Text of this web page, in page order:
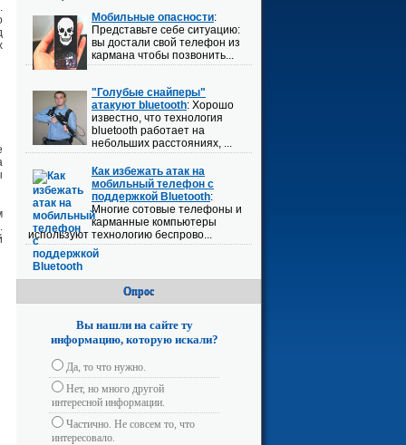
Мобильные опасности:
Представьте себе ситуацию:
вы достали свой телефон из
кармана чтобы позвонить...
"Голубые снайперы"
атакуют bluetooth: Хорошо
известно, что технология
bluetooth работает на
небольших расстояниях, ...
Как избежать атак на
мобильный телефон с
поддержкой Bluetooth:
Многие сотовые телефоны и
карманные компьютеры
используют технологию беспрово...
Опрос
Вы нашли на сайте ту
информацию, которую искали?
Да, то что нужно.
Нет, но много другой
интересной информации.
Частично. Не совсем то, что
интересовало.